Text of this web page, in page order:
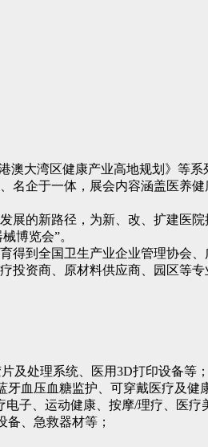
大湾区健康产业高地规划》等
企于一体，展会内容涵盖医养
的新路径，为新、改、扩建医
博览会”。
到全国卫生产业企业管理协会
资商、原材料供应商、园区等
及处理系统、医用3D打印设备等；
血压血糖监护、可穿戴医疗及健
子、运动健康、按摩/理疗、医疗
、急救器材等；